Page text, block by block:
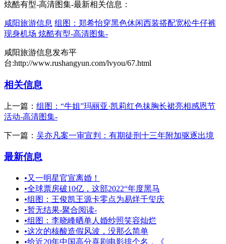
炫酷有型-高清图集-最新相关信息：
咸阳旅游信息 组图：郑希怡穿黑色休闲西装搭配宽松牛仔裤
现身机场 炫酷有型-高清图集-
咸阳旅游信息发布平
台:http://www.rushangyun.com/lvyou/67.html
相关信息
上一篇： 组图：“牛姐”玛丽亚·凯莉红色抹胸长裙亮相感恩节
活动-高清图集-
下一篇： 吴亦凡案一审宣判：有期徒刑十三年附加驱逐出境
最新信息
•又一明星官宣离婚！
•全球票房破10亿，这部2022“年度黑马
•组图：王俊凯王源卡零点为易烊千玺庆
•暂无结果-聚合阅读-
•组图：李晓峰晒单人婚纱照笑容灿烂
•这次的核酸造假风波，没那么简单
•给近20年中国高分喜剧电影排个名，《